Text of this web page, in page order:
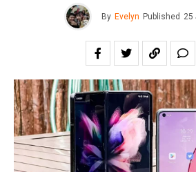
By Evelyn Published 25